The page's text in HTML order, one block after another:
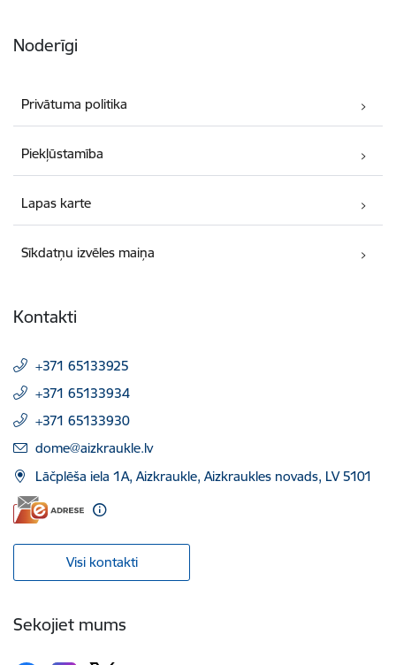
Noderīgi
Privātuma politika
Piekļūstamība
Lapas karte
Sīkdatņu izvēles maiņa
Kontakti
+371 65133925
+371 65133934
+371 65133930
E-pasts:
dome@aizkraukle.lv
Lāčplēša iela 1A, Aizkraukle, Aizkraukles novads, LV 5101
Visi kontakti
Sekojiet mums